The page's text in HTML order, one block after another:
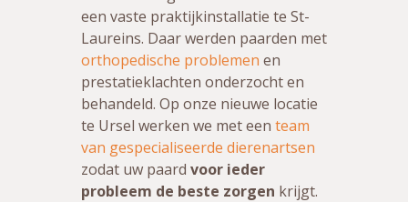
een vaste praktijkinstallatie te St-
Laureins. Daar werden paarden met
orthopedische problemen en
prestatieklachten onderzocht en
behandeld. Op onze nieuwe locatie
te Ursel werken we met een team
van gespecialiseerde dierenartsen
zodat uw paard voor ieder
probleem de beste zorgen krijgt.